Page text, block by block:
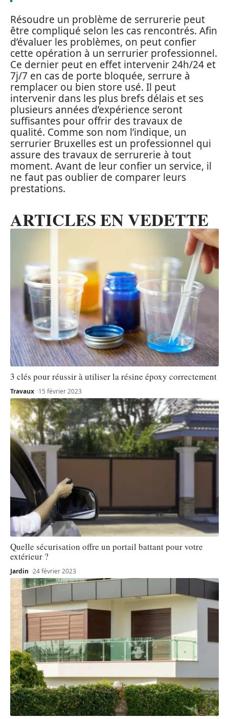
Résoudre un problème de serrurerie peut
être compliqué selon les cas rencontrés. Afin
d’évaluer les problèmes, on peut confier
cette opération à un serrurier professionnel.
Ce dernier peut en effet intervenir 24h/24 et
7j/7 en cas de porte bloquée, serrure à
remplacer ou bien store usé. Il peut
intervenir dans les plus brefs délais et ses
plusieurs années d’expérience seront
suffisantes pour offrir des travaux de
qualité. Comme son nom l’indique, un
serrurier Bruxelles est un professionnel qui
assure des travaux de serrurerie à tout
moment. Avant de leur confier un service, il
ne faut pas oublier de comparer leurs
prestations.
ARTICLES EN VEDETTE
3 clés pour réussir à utiliser la résine époxy correctement
Travaux 15 février 2023
Quelle sécurisation offre un portail battant pour votre
extérieur ?
Jardin 24 février 2023